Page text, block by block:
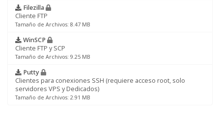
Filezilla
Cliente FTP
Tamaño de Archivos: 8.47 MB
WinSCP
Cliente FTP y SCP
Tamaño de Archivos: 9.25 MB
Putty
Clientes para conexiones SSH (requiere acceso root, solo
servidores VPS y Dedicados)
Tamaño de Archivos: 2.91 MB